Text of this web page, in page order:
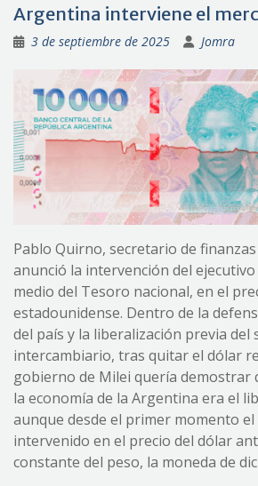
Argentina interviene el
3 de septiembre de 2025 Jomra
Pablo Quirno, secretario de
anunció la intervención del
medio del Tesoro nacional, en el
estadounidense. Dentro de la
del país y la liberalización previa del
intercambiario, tras quitar el dólar
gobierno de Milei quería demostrar
la economía de la Argentina era el
aunque desde el primer momento
intervenido en el precio del dólar
constante del peso, la moneda de